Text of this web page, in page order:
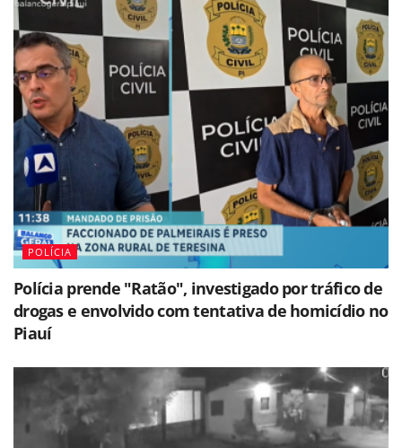
POLÍCIA
Polícia prende "Ratão", investigado por tráfico de
drogas e envolvido com tentativa de homicídio no
Piauí